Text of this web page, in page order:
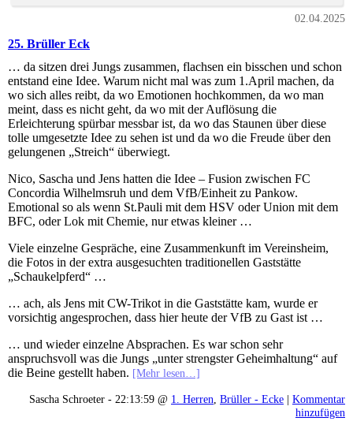
02.04.2025
25. Brüller Eck
… da sitzen drei Jungs zusammen, flachsen ein bisschen und schon
entstand eine Idee. Warum nicht mal was zum 1.April machen, da
wo sich alles reibt, da wo Emotionen hochkommen, da wo man
meint, dass es nicht geht, da wo mit der Auflösung die
Erleichterung spürbar messbar ist, da wo das Staunen über diese
tolle umgesetzte Idee zu sehen ist und da wo die Freude über den
gelungenen „Streich“ überwiegt.
Nico, Sascha und Jens hatten die Idee – Fusion zwischen FC
Concordia Wilhelmsruh und dem VfB/Einheit zu Pankow.
Emotional so als wenn St.Pauli mit dem HSV oder Union mit dem
BFC, oder Lok mit Chemie, nur etwas kleiner …
Viele einzelne Gespräche, eine Zusammenkunft im Vereinsheim,
die Fotos in der extra ausgesuchten traditionellen Gaststätte
„Schaukelpferd“ …
… ach, als Jens mit CW-Trikot in die Gaststätte kam, wurde er
vorsichtig angesprochen, dass hier heute der VfB zu Gast ist …
… und wieder einzelne Absprachen. Es war schon sehr
anspruchsvoll was die Jungs „unter strengster Geheimhaltung“ auf
die Beine gestellt haben. [Mehr lesen…]
Sascha Schroeter - 22:13:59 @ 1. Herren Brüller - Ecke | Kommentar
hinzufügen